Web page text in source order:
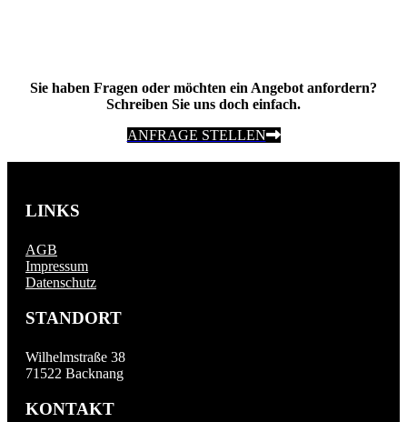
Sie haben Fragen oder möchten ein Angebot anfordern?
Schreiben Sie uns doch einfach.
ANFRAGE STELLEN
LINKS
AGB
Impressum
Datenschutz
STANDORT
Wilhelmstraße 38
71522 Backnang
KONTAKT